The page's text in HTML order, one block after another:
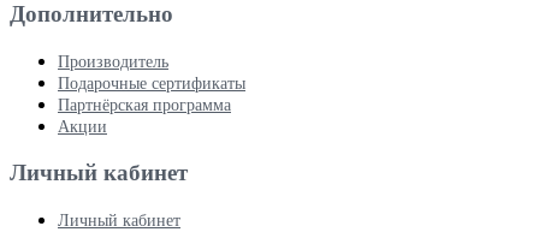
Дополнительно
Производитель
Подарочные сертификаты
Партнёрская программа
Акции
Личный кабинет
Личный кабинет